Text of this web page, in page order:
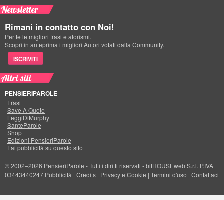
Newsletter
Rimani in contatto con Noi!
Per te le migliori frasi e aforismi.
Scopri in anteprima i migliori Autori votati dalla Community.
ISCRIVITI
Altri siti
PENSIERIPAROLE
Frasi
Save A Quote
LeggiDiMurphy
SanteParole
Shop
Edizioni PensieriParole
Fai pubblicità su questo sito
© 2002–2026 PensieriParole - Tutti i diritti riservati -bitHOUSEweb S.r.l. P.IVA
03443440247 Pubblicità | Credits | Privacy e Cookie | Termini d'uso | Contattaci